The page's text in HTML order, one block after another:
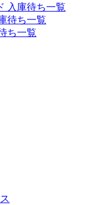
入庫待ち一覧
待ち一覧
ち一覧